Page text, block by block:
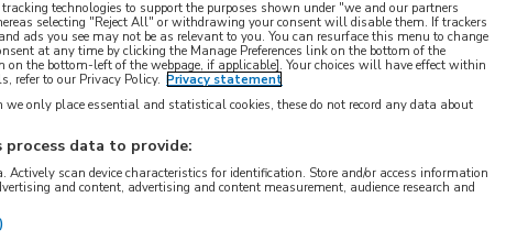
Ziekenhuis
technologies to support the purposes shown under "we and our partners
selecting "Reject All" or withdrawing your consent will disable them. If trackers
ads you see may not be as relevant to you. You can resurface this menu to change
at any time by clicking the Manage Preferences link on the bottom of the
on the bottom-left of the webpage, if applicable]. Your choices will have effect within
refer to our Privacy Policy. Privacy statement
only place essential and statistical cookies, these do not record any data about
data to provide:
Actively scan device characteristics for identification. Store and/or access information
and content, advertising and content measurement, audience research and